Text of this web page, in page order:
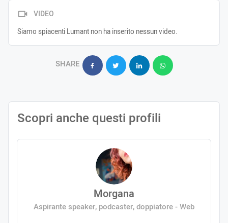
VIDEO
Siamo spiacenti Lumant non ha inserito nessun video.
SHARE
Scopri anche questi profili
Morgana
Aspirante speaker, podcaster, doppiatore - Web